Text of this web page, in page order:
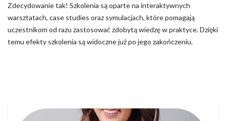
Zdecydowanie tak! Szkolenia są oparte na interaktywnych
warsztatach, case studies oraz symulacjach, które pomagają
uczestnikom od razu zastosować zdobytą wiedzę w praktyce. Dzięki
temu efekty szkolenia są widoczne już po jego zakończeniu.